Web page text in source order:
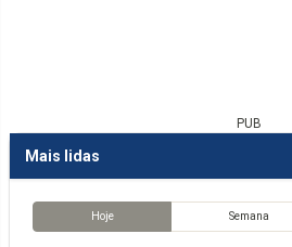
PUB
Mais lidas
Hoje Semana